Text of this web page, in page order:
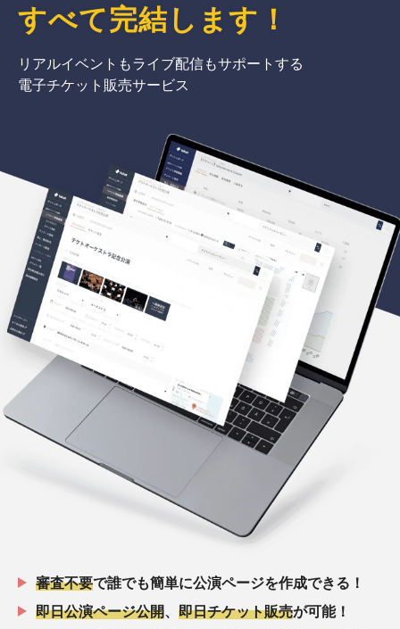
すべて完結 します ！
リアルイベントもライブ配信もサポートする
電子チケット販売サービス
審査不要で誰でも簡単に公演ページを作成できる！
即日公演ページ公開、 即日チケット販売が可能！